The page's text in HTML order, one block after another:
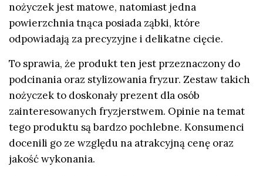
nożyczek jest matowe, natomiast jedna
powierzchnia tnąca posiada ząbki, które
odpowiadają za precyzyjne i delikatne cięcie.
To sprawia, że produkt ten jest przeznaczony do
podcinania oraz stylizowania fryzur. Zestaw takich
nożyczek to doskonały prezent dla osób
zainteresowanych fryzjerstwem. Opinie na temat
tego produktu są bardzo pochlebne. Konsumenci
docenili go ze względu na atrakcyjną cenę oraz
jakość wykonania.